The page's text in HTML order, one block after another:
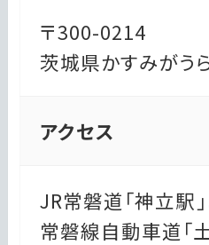
〒300-0214
茨城県かすみがう
アクセス
JR常磐道「神立駅
常磐線自動車道「